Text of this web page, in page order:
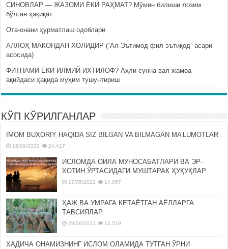
СИНОВЛАР — ЖАЗОМИ ЁКИ РАҲМАТ? Мўмин билиши лозим
бўлган ҳақиқат
Ота-онани ҳурматлаш одоблари
АЛЛОҲ МАКОНДАН ХОЛИДИР (“Ал-Эътимод фил эътиқод” асари
асосида)
ФИТНАМИ ЁКИ ИЛМИЙ ИХТИЛОФ? Аҳли сунна вал жамоа
ақийдаси ҳақида муҳим тушунтириш
КЎП КЎРИЛГАНЛАР
IMOM BUXORIY HAQIDA SIZ BILGAN VA BILMAGAN MA’LUMOTLAR
15/09/2020 24,417
ИСЛОМДА ОИЛА МУНОСАБАТЛАРИ ВА ЭР-
ХОТИН ЎРТАСИДАГИ МУШТАРАК ҲУҚУҚЛАР
17/05/2022 14,057
ҲАЖ ВА УМРАГА КЕТАЁТГАН АЁЛЛАРГА
ТАВСИЯЛАР
29/06/2022 12,519
ХАДИЧА ОНАМИЗНИНГ ИСЛОМ ОЛАМИДА ТУТГАН ЎРНИ